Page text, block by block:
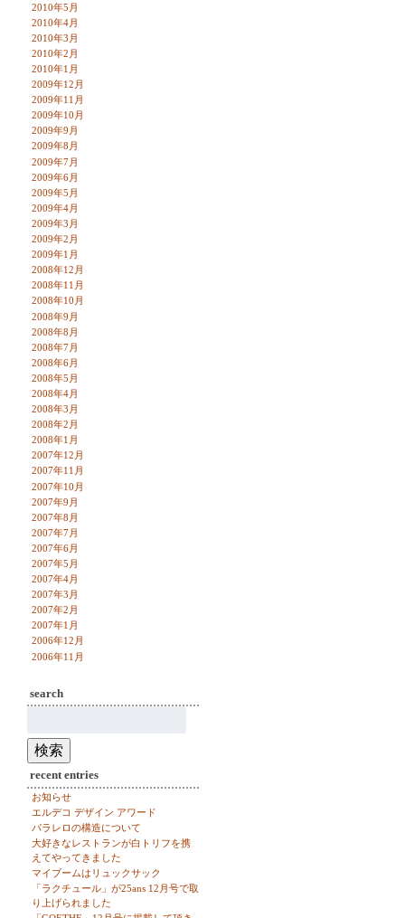
2010年5月
2010年4月
2010年3月
2010年2月
2010年1月
2009年12月
2009年11月
2009年10月
2009年9月
2009年8月
2009年7月
2009年6月
2009年5月
2009年4月
2009年3月
2009年2月
2009年1月
2008年12月
2008年11月
2008年10月
2008年9月
2008年8月
2008年7月
2008年6月
2008年5月
2008年4月
2008年3月
2008年2月
2008年1月
2007年12月
2007年11月
2007年10月
2007年9月
2007年8月
2007年7月
2007年6月
2007年5月
2007年4月
2007年3月
2007年2月
2007年1月
2006年12月
2006年11月
search
索:
検索
recent entries
お知らせ
エルデコ デザイン アワード
パラレロの構造について
大好きなレストランが白トリフを携
えてやってきました
マイブームはリュックサック
「ラクチュール」が25ans 12月号で取
り上げられました